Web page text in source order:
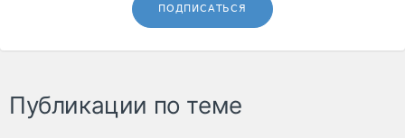
ПОДПИСАТЬСЯ
Публикации по теме